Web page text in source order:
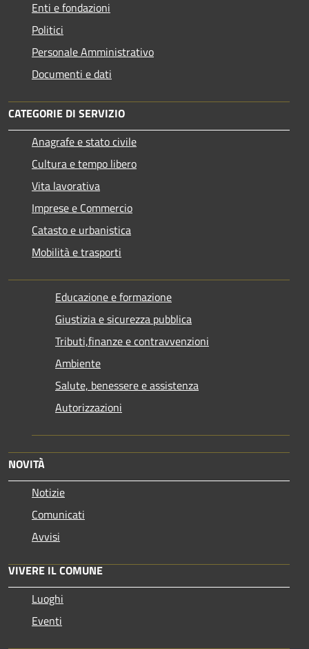
Enti e fondazioni
Politici
Personale Amministrativo
Documenti e dati
CATEGORIE DI SERVIZIO
Anagrafe e stato civile
Cultura e tempo libero
Vita lavorativa
Imprese e Commercio
Catasto e urbanistica
Mobilità e trasporti
Educazione e formazione
Giustizia e sicurezza pubblica
Tributi,finanze e contravvenzioni
Ambiente
Salute, benessere e assistenza
Autorizzazioni
NOVITÀ
Notizie
Comunicati
Avvisi
VIVERE IL COMUNE
Luoghi
Eventi